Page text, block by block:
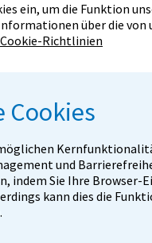
ein, um die Funktion
über die von
Cookie-Richtlinien
Cookies
und
indem Sie Ihre Browser-
kann dies die